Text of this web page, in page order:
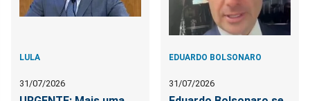
LULA
31/07/2026
EDUARDO BOLSONARO
31/07/2026